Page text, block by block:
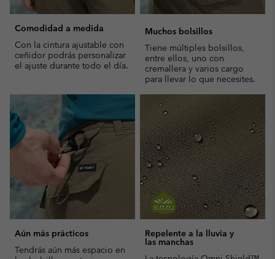
Comodidad a medida
Con la cintura ajustable con
ceñidor podrás personalizar
el ajuste durante todo el día.
Muchos bolsillos
Tiene múltiples bolsillos,
entre ellos, uno con
cremallera y varios cargo
para llevar lo que necesites.
Aún más prácticos
Tendrás aún más espacio en
Repelente a la lluvia y
las manchas